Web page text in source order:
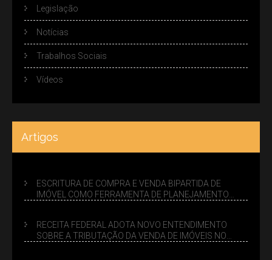
Legislação
Notícias
Trabalhos Sociais
Vídeos
Artigos
ESCRITURA DE COMPRA E VENDA BIPARTIDA DE
IMÓVEL COMO FERRAMENTA DE PLANEJAMENTO
RECEITA FEDERAL ADOTA NOVO ENTENDIMENTO
SOBRE A TRIBUTAÇÃO DA VENDA DE IMÓVEIS NO